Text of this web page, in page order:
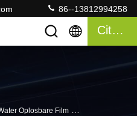
86--13812994258
Citaat
Oplosbare Film >